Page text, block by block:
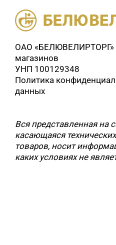
ОАО «БЕЛЮВЕЛИРТОРГ»
магазинов
УНП 100129348
Политика
данных
Вся представленная на
касающаяся
товаров, носит
каких условиях не